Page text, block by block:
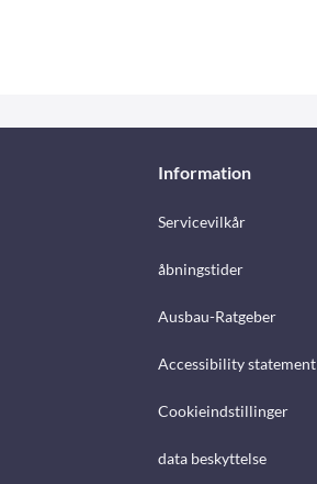
Information
Servicevilkår
åbningstider
Ausbau-Ratgeber
Accessibility statement
Cookieindstillinger
data beskyttelse